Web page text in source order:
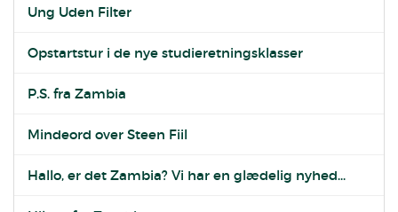
Ung Uden Filter
Opstartstur i de nye studieretningsklasser
P.S. fra Zambia
Mindeord over Steen Fiil
Hallo, er det Zambia? Vi har en glædelig nyhed...